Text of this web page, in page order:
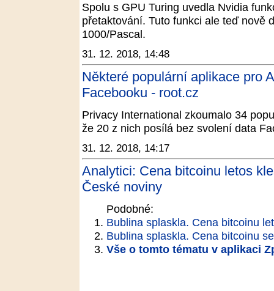
Spolu s GPU Turing uvedla Nvidia
přetaktování. Tuto funkci ale teď nově
1000/Pascal.
31. 12. 2018, 14:48
Některé populární aplikace pro
Facebooku - root.cz
Privacy International zkoumalo 34
že 20 z nich posílá bez svolení data
31. 12. 2018, 14:17
Analytici: Cena bitcoinu letos
České noviny
Podobné:
Bublina splaskla. Cena bitcoinu
Bublina splaskla. Cena bitcoinu
Vše o tomto tématu v aplikaci